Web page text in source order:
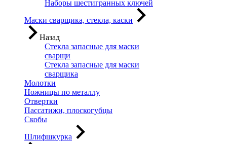
Наборы шестигранных ключей
Маски сварщика, стекла, каски
Назад
Стекла запасные для маски
сварщи
Стекла запасные для маски
сварщика
Молотки
Ножницы по металлу
Отвертки
Пассатижи, плоскогубцы
Скобы
Шлифшкурка